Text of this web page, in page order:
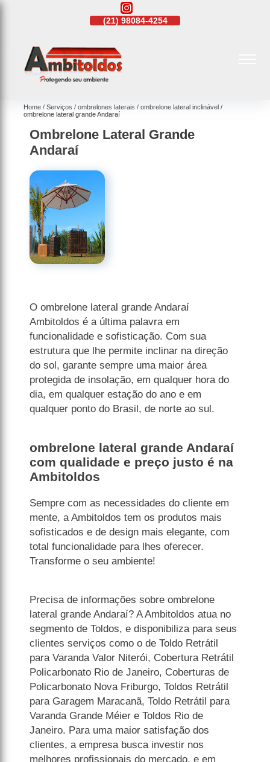
(21)98084-4254
Home Serviços ombrelones laterais
ombrelone lateral inclinável
ombrelone lateral grande Andaraí
Ombrelone Lateral Grande
Andaraí
O ombrelone lateral grande Andaraí
Ambitoldos é a última palavra em
funcionalidade e sofisticação. Com sua
estrutura que lhe permite inclinar na direção
do sol, garante sempre uma maior área
protegida de insolação, em qualquer hora do
dia, em qualquer estação do ano e em
qualquer ponto do Brasil, de norte ao sul.
ombrelone lateral grande Andaraí
com qualidade e preço justo é na
Ambitoldos
Sempre com as necessidades do cliente em
mente, a Ambitoldos tem os produtos mais
sofisticados e de design mais elegante, com
total funcionalidade para lhes oferecer.
Transforme o seu ambiente!
Precisa de informações sobre ombrelone
lateral grande Andaraí? A Ambitoldos atua no
segmento de Toldos, e disponibiliza para seus
clientes serviços como o de Toldo Retrátil
para Varanda Valor Niterói, Cobertura Retrátil
Policarbonato Rio de Janeiro, Coberturas de
Policarbonato Nova Friburgo, Toldos Retrátil
para Garagem Maracanã, Toldo Retrátil para
Varanda Grande Méier e Toldos Rio de
Janeiro. Para uma maior satisfação dos
clientes, a empresa busca investir nos
melhores profissionais do mercado, e em